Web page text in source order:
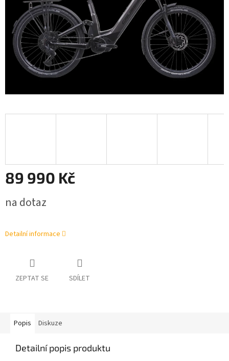
89 990 Kč
cena:
na dotaz
Detailní informace
ZEPTAT SE SDÍLET
Popis Diskuze
Detailní popis produktu